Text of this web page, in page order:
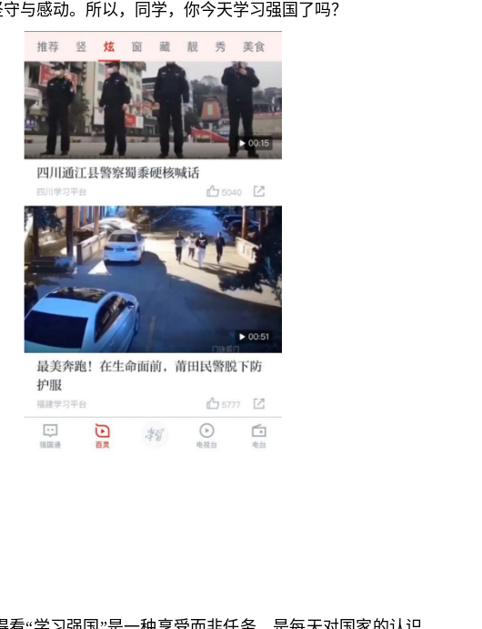
与感动。所以，同学，你今天学习强国了吗？